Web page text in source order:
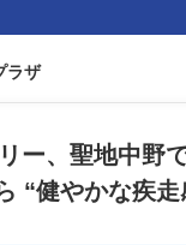
ラザ
ー、聖地中野
“健やかな疾